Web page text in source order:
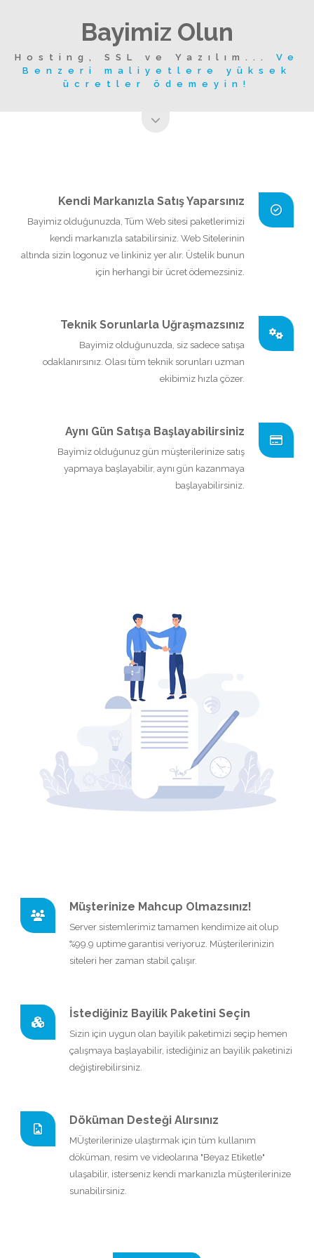
Bayimiz Olun
Hosting, SSL ve Yazılım... Ve
Benzeri maliyetlere yüksek
ücretler ödemeyin!
Kendi Markanızla Satış Yaparsınız
Bayimiz olduğunuzda, Tüm Web sitesi paketlerimizi
kendi markanızla satabilirsiniz. Web Sitelerinin
altında sizin logonuz ve linkiniz yer alır. Üstelik bunun
için herhangi bir ücret ödemezsiniz.
Teknik Sorunlarla Uğraşmazsınız
Bayimiz olduğunuzda, siz sadece satışa
odaklanırsınız. Olası tüm teknik sorunları uzman
ekibimiz hızla çözer.
Aynı Gün Satışa Başlayabilirsiniz
Bayimiz olduğunuz gün müşterilerinize satış
yapmaya başlayabilir, aynı gün kazanmaya
başlayabilirsiniz.
Müşterinize Mahcup Olmazsınız!
Server sistemlerimiz tamamen kendimize ait olup
%99.9 uptime garantisi veriyoruz. Müşterilerinizin
siteleri her zaman stabil çalışır.
İstediğiniz Bayilik Paketini Seçin
Sizin için uygun olan bayilik paketimizi seçip hemen
çalışmaya başlayabilir, istediğiniz an bayilik paketinizi
değiştirebilirsiniz.
Döküman Desteği Alırsınız
MÜşterilerinize ulaştırmak için tüm kullanım
döküman, resim ve videolarına "Beyaz Etiketle"
ulaşabilir, isterseniz kendi markanızla müşterilerinize
sunabilirsiniz.